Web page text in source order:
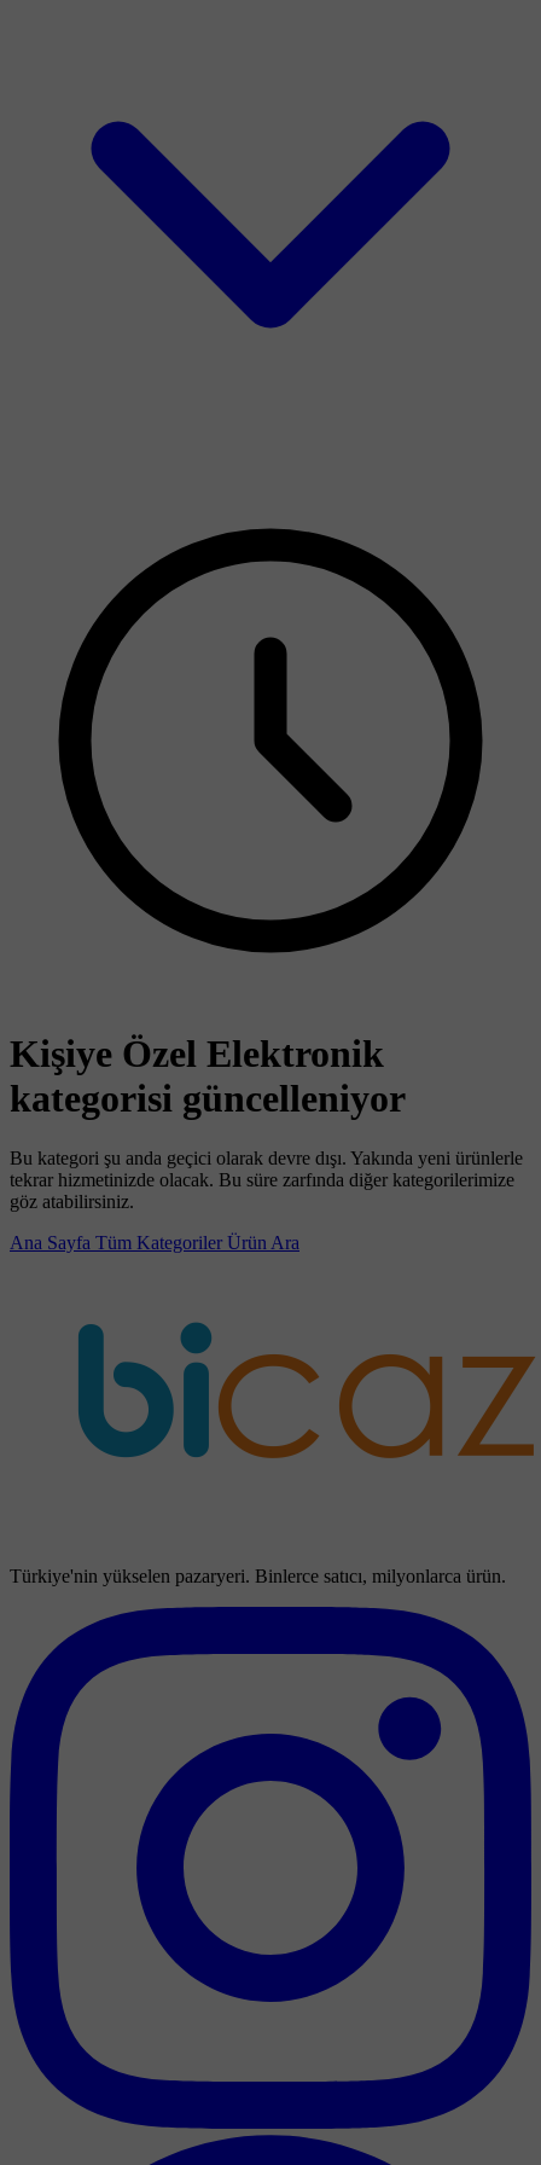
Kişiye Özel Elektronik
kategorisi güncelleniyor
Bu kategori şu anda geçici olarak devre dışı. Yakında yeni ürünlerle
tekrar hizmetinizde olacak. Bu süre zarfında diğer kategorilerimize
göz atabilirsiniz.
Ana Sayfa Tüm Kategoriler Ürün Ara
Türkiye'nin yükselen pazaryeri. Binlerce satıcı, milyonlarca ürün.